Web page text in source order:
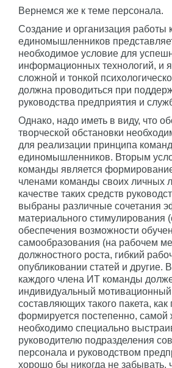
Вернемся же к теме персонала.
Создание и организация работы
единомышленников
необходимое условие для
информационных технологий, и
сложной и тонкой
должна проводиться при
руководства предприятия и
Однако, надо иметь в виду, что
творческой обстановки
для реализации принципа
единомышленников. Вторым
команды является
членами команды своих личных
качестве таких средств
выбраны различные сочетания
материального стимулирования
обеспечения возможности
самообразования (на рабочем
должностного роста, гибкий
опубликовании статей и другие.
каждого члена ИТ команды
индивидуальный мотивационный
составляющих такого пакета, как
формируется постепенно, самой
необходимо специально
руководителю подразделения
персонала и руководством
хорошо бы никогда не забывать,